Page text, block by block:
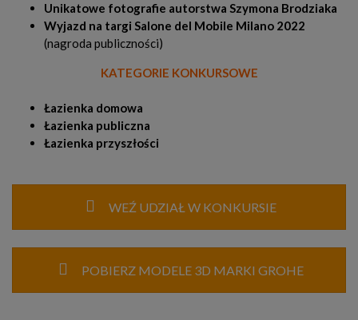
Unikatowe fotografie autorstwa Szymona Brodziaka
Wyjazd na targi Salone del Mobile Milano 2022
(nagroda publiczności)
KATEGORIE KONKURSOWE
Łazienka domowa
Łazienka publiczna
Łazienka przyszłości
WEŹ UDZIAŁ W KONKURSIE
POBIERZ MODELE 3D MARKI GROHE